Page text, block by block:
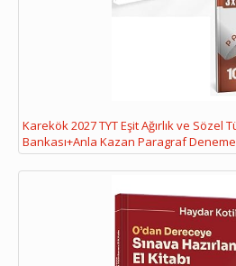
Karekök 2027 TYT Eşit Ağırlık ve Sözel
Bankası+Anla Kazan Paragraf Deneme